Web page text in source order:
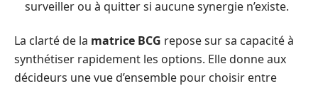
surveiller ou à quitter si aucune synergie n’existe.
La clarté de la matrice BCG repose sur sa capacité à
synthétiser rapidement les options. Elle donne aux
décideurs une vue d’ensemble pour choisir entre